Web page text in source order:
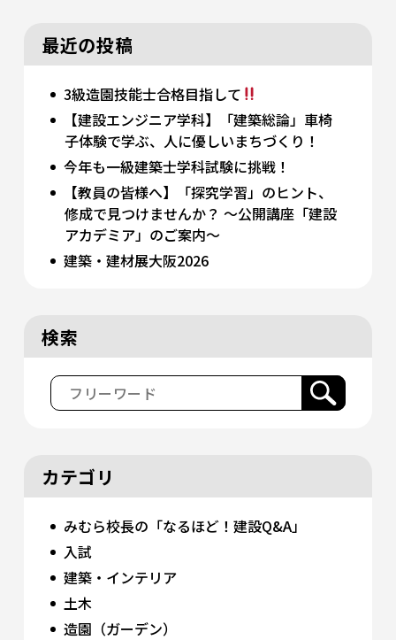
最近の投稿
3級造園技能士合格目指して
【建設エンジニア学科】「建築総論」車椅
子体験で学ぶ、人に優しいまちづくり！
今年も一級建築士学科試験に挑戦！
【教員の皆様へ】「探究学習」のヒント、
修成で見つけませんか？ 〜公開講座「建設
アカデミア」のご案内〜
建築・建材展大阪2026
検索
カテゴリ
みむら校長の「なるほど！建設Q&A」
入試
建築・インテリア
土木
造園（ガーデン）